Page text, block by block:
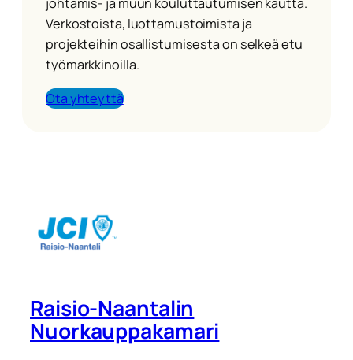
johtamis- ja muun kouluttautumisen kautta.
Verkostoista, luottamustoimista ja
projekteihin osallistumisesta on selkeä etu
työmarkkinoilla.
Ota yhteyttä
Raisio-Naantalin
Nuorkauppakamari